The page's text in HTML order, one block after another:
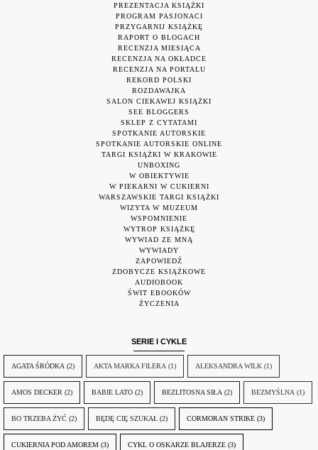
PREZENTACJA KSIĄŻKI
PROGRAM PASJONACI
PRZYGARNIJ KSIĄŻKĘ
RAPORT O BLOGACH
RECENZJA MIESIĄCA
RECENZJA NA OKŁADCE
RECENZJA NA PORTALU
REKORD POLSKI
ROZDAWAJKA
SALON CIEKAWEJ KSIĄŻKI
SEE BLOGGERS
SKLEP Z CYTATAMI
SPOTKANIE AUTORSKIE
SPOTKANIE AUTORSKIE ONLINE
TARGI KSIĄŻKI W KRAKOWIE
UNBOXING
W OBIEKTYWIE
W PIEKARNI W CUKIERNI
WARSZAWSKIE TARGI KSIĄŻKI
WIZYTA W MUZEUM
WSPOMNIENIE
WYTROP KSIĄŻKĘ
WYWIAD ZE MNĄ
WYWIADY
ZAPOWIEDŹ
ZDOBYCZE KSIĄŻKOWE
AUDIOBOOK
ŚWIT EBOOKÓW
ŻYCZENIA
SERIE I CYKLE
AGATA ŚRÓDKA (2) AKTA MARKA FILERA (1) ALEKSANDRA WILK (1)
AMOS DECKER (2) BABIE LATO (2) BEZLITOSNA SIŁA (2) BEZMYŚLNA (1)
BO TRZEBA ŻYĆ (2) BĘDĘ CIĘ SZUKAŁ (2) CORMORAN STRIKE (3)
CUKIERNIA POD AMOREM (3) CYKL O OSKARZE BLAJERZE (3)